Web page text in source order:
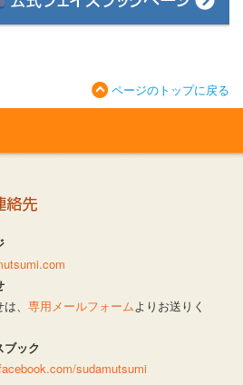
ページのトップに戻る
、 専用メールフォームよりお送りく
ブック
sudamutsumi